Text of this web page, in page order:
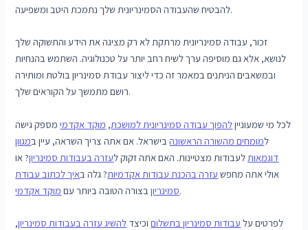
להבטיח שהעבודה הסמינריונית שלך נתמכת היטב ומשפיעה.
זכור, עבודה סמינריונית מרתקת לא רק מציגה את הידע והתשוקה שלך
לנושא, אלא גם מוסיפה ערך לשיח רחב יותר על טכנולוגיה. השתמש בהנחיות
ובמשאבים הניתנים במאמר זה כדי ליצור עבודת סמינריון בולטת ומותירה
רושם מתמשך על הקוראים שלך.
לכל מי שמעונייןלהפוך עבודה סמינריונית למושכת, מוקד אקדמימספק גישה
למומחים מהשורה הראשונהבישראל. אם אתה צריך השראה, עיין במגוון
דוגמאות לעבודות מצטיינות. האם אתה זקוק לעזרה בעבודות סמינריון? או
אולי אתה מחפש עזרה בהכנת עבודות אקדמיות? גלה באיך לכתוב עבודת
סמינריוןבצורה הטובה ביותר עם מוקד אקדמי .
לפרטים על עבודות סמינריון בתשלוםוכיצד להשיג עזרה בעבודות סמינריון,